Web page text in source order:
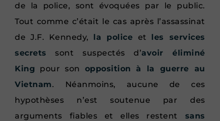
de la police, sont évoquées par le public.
Tout comme c’était le cas après l’assassinat
de J.F. Kennedy, la police et les services
secrets sont suspectés d’avoir éliminé
King pour son opposition à la guerre au
Vietnam. Néanmoins, aucune de ces
hypothèses n’est soutenue par des
arguments fiables et elles restent sans